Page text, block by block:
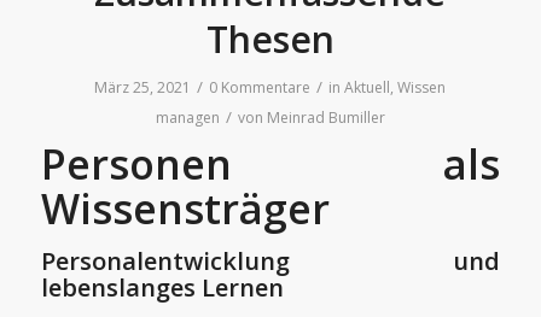
Thesen
März 25, 2021 / 0 Kommentare / inAktuell,Wissen
managen / von Meinrad Bumiller
Personen als
Wissensträger
Personalentwicklung und
lebenslanges Lernen